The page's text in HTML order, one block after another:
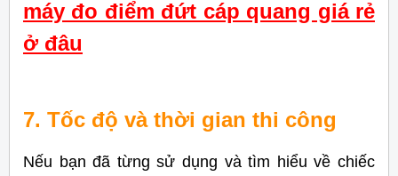
máy đo điểm đứt cáp quang giá rẻ
ở đâu
7. Tốc độ và thời gian thi công
Nếu bạn đã từng sử dụng và tìm hiểu về chiếc